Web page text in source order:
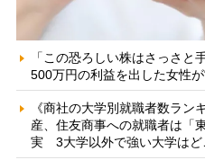
「この恐ろしい株はさっさ
500万円の利益を出した女性
《商社の大学別就職者数ラン
産、住友商事への就職者は「
実 3大学以外で強い大学はど